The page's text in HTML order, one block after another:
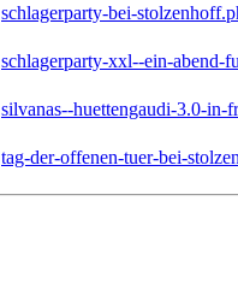
schlagerparty-bei-
schlagerparty-xxl--ein-abend-
silvanas--huettengaudi-3.0-in-
tag-der-offenen-tuer-bei-